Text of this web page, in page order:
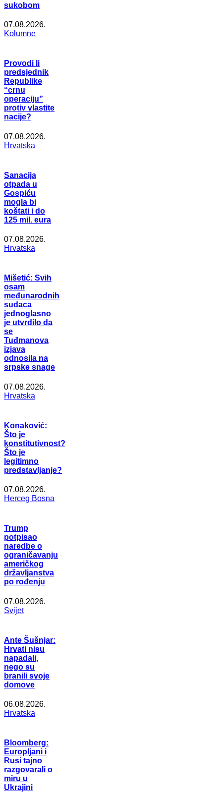
sukobom
07.08.2026.
Kolumne
Provodi li
predsjednik
Republike
“crnu
operaciju”
protiv vlastite
nacije?
07.08.2026.
Hrvatska
Sanacija
otpada u
Gospiću
mogla bi
koštati i do
125 mil. eura
07.08.2026.
Hrvatska
Mišetić: Svih
osam
međunarodnih
sudaca
jednoglasno
je utvrdilo da
se
Tuđmanova
izjava
odnosila na
srpske snage
07.08.2026.
Hrvatska
Konaković:
Što je
konstitutivnost?
Što je
legitimno
predstavljanje?
07.08.2026.
Herceg Bosna
Trump
potpisao
naredbe o
ograničavanju
američkog
državljanstva
po rođenju
07.08.2026.
Svijet
Ante Šušnjar:
Hrvati nisu
napadali,
nego su
branili svoje
domove
06.08.2026.
Hrvatska
Bloomberg:
Europljani i
Rusi tajno
razgovarali o
miru u
Ukrajini